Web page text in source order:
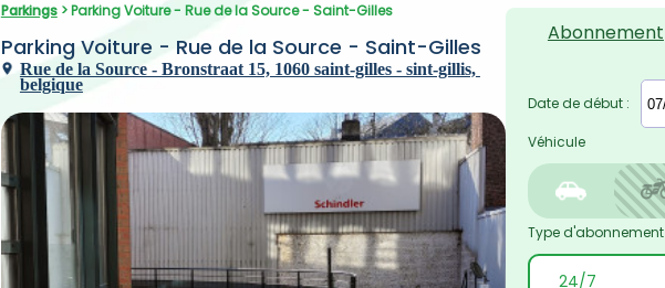
Parkings > Parking Voiture - Rue de la Source - Saint-Gilles
Parking Voiture - Rue de la Source - Saint-Gilles
Rue de la Source - Bronstraat 15, 1060 saint-gilles - sint-gillis,
belgique
Abonnement
Date de début :
Véhicule
Type d'abonnement